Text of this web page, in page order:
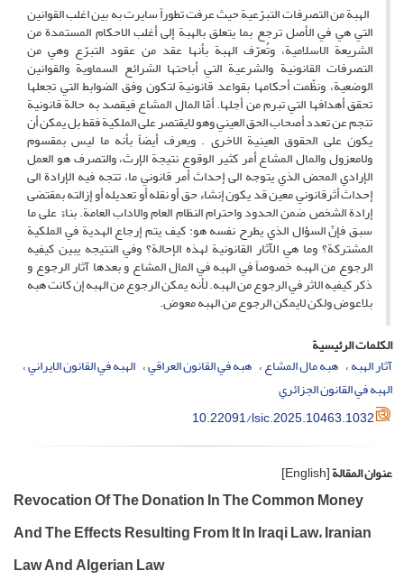
الهبة من التصرفات التبرّعية حيث عرفت تطوراً سايرت به بين اغلب القوانين
التي هي في الأصل ترجع بما يتعلق بالهبة إلى أغلب الاحكام المستمدة من
الشريعة الاسلامية، وتُعرّف الهبة بأنها عقد من عقود التبرّع وهي من
التصرفات القانونية والشرعية التي أباحتها الشرائع السماوية والقوانين
الوضعية، ونظّمت أحكامها بقواعد قانونية لتكون وفق الضوابط التي تجعلها
تحقق أهدافها التي تبرم من أجلها. أمّا المال المشاع فيقصد به حالة قانونية
تنجم عن تعدد أصحاب الحق العيني وهو لايقتصر على الملكية فقط بل يمكن أن
يكون على الحقوق العينية الاخرى . ويعرف أيضاً بأنه ما ليس بمقسوم
ولامعزول والمال المشاع أمر كثير الوقوع نتيجة الإرث، والتصرف هو العمل
الإرادي المحض الذي يتوجه الى إحداث أمر قانوني ما، تتجه فيه الإرادة الى
إحداث أثرقانوني معين قد يكون إنشاء حق أو نقله أو تعديله أو إزالته بمقتضى
إرادة الشخص ضمن الحدود واحترام النظام العام والاداب العامة. بناءً على ما
سبق فإنّ السؤال الذي يطرح نفسه هو: كيف يتم إرجاع الهدية في الملكية
المشتركة؟ وما هي الآثار القانونية لهذه الإحالة؟ وفي النتيجه يبين کيفيه
الرجوع من الهبه خصوصاً في الهبه في المال المشاع و بعدها آثار الرجوع و
ذکر کيفيه الاثر في الرجوع من الهبه. لأنه يمکن الرجوع من الهبه إن کانت هبه
بلاعوض ولکن لايمکن الرجوع من الهبه معوض.
الكلمات الرئيسية
آثار الهبه هبه مال المشاع هبه في القانون العراقي الهبه في القانون الايراني
الهبه في القانون الجزائري
10.22091/lsic.2025.10463.1032
عنوان المقالة[English]
Revocation Of The Donation In The Common Money
And The Effects Resulting From It In Iraqi Law، Iranian
Law And Algerian Law